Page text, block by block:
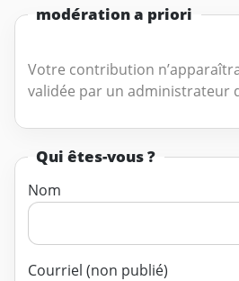
modération a priori
Votre contribution
validée par un administrateur
Qui êtes-vous ?
Nom
Courriel (non publié)